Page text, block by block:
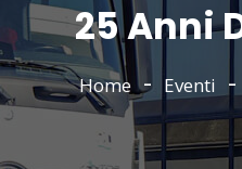
25 Anni
Home Eventi